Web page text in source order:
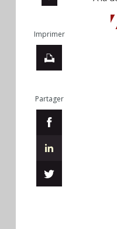
Imprimer
Partager